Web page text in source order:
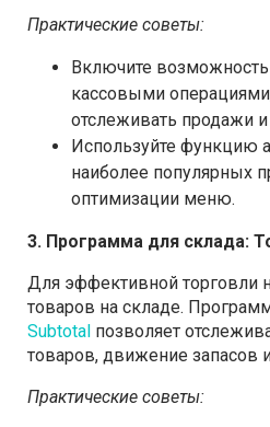
Практические советы:
Включите
кассовыми
отслеживать продажи
Используйте функцию
наиболее популярных
оптимизации меню.
3. Программа для склада:
Для эффективной торговли
товаров на складе.
Subtotal позволяет
товаров, движение запасов и
Практические советы: